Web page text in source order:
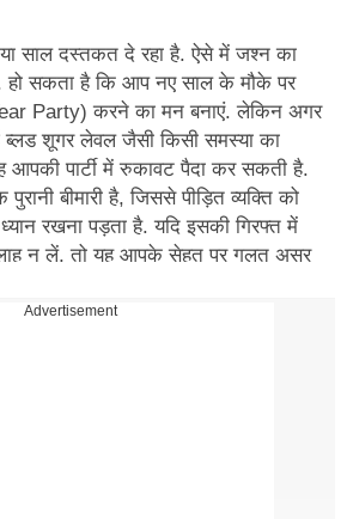
साल दस्तकत दे रहा है. ऐसे में जश्न का
हो सकता है कि आप नए साल के मौके पर
Party) करने का मन बनाएं. लेकिन अगर
ब्‍लड शूगर लेवल जैसी किसी समस्या का
आपकी पार्टी में रुकावट पैदा कर सकती है.
बीमारी है, जिससे पीड़ित व्‍यक्ति को
रखना पड़ता है. यदि इसकी गिरफ्त में
न लें, तो यह आपके सेहत पर गलत असर
जरूरी हो जाता है. हेल्‍दी लाइफस्‍टाइल
Advertisement